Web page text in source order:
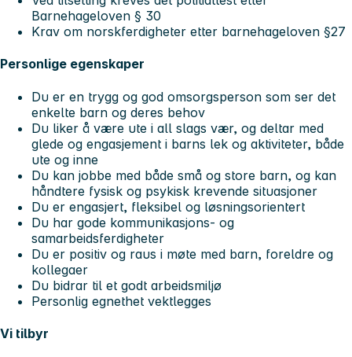
Barnehageloven § 30
Krav om norskferdigheter etter barnehageloven §27
Personlige egenskaper
Du er en trygg og god omsorgsperson som ser det
enkelte barn og deres behov
Du liker å være ute i all slags vær, og deltar med
glede og engasjement i barns lek og aktiviteter, både
ute og inne
Du kan jobbe med både små og store barn, og kan
håndtere fysisk og psykisk krevende situasjoner
Du er engasjert, fleksibel og løsningsorientert
Du har gode kommunikasjons- og
samarbeidsferdigheter
Du er positiv og raus i møte med barn, foreldre og
kollegaer
Du bidrar til et godt arbeidsmiljø
Personlig egnethet vektlegges
Vi tilbyr